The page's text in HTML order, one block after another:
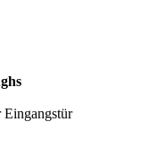
Eingangstür